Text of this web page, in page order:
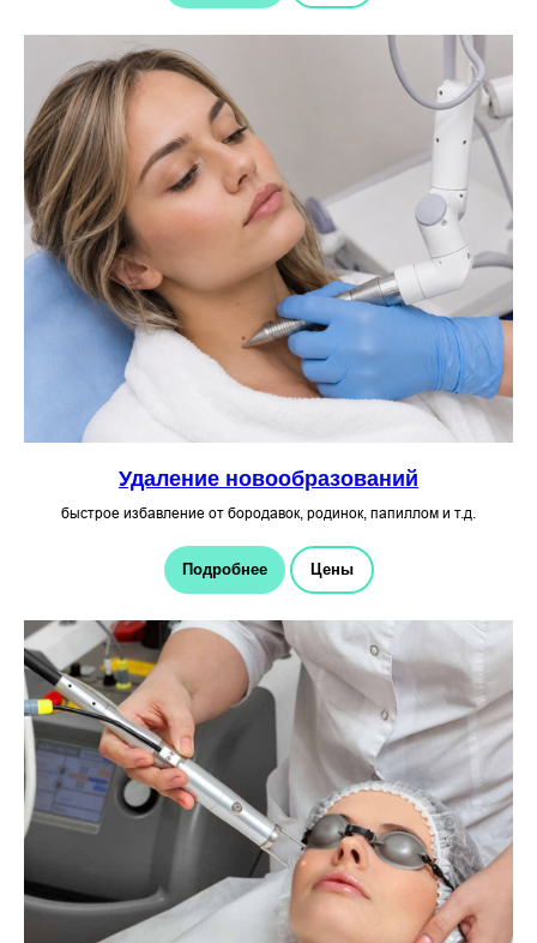
Удаление новообразований
быстрое избавление от бородавок, родинок, папиллом и т.д.
Подробнее Цены